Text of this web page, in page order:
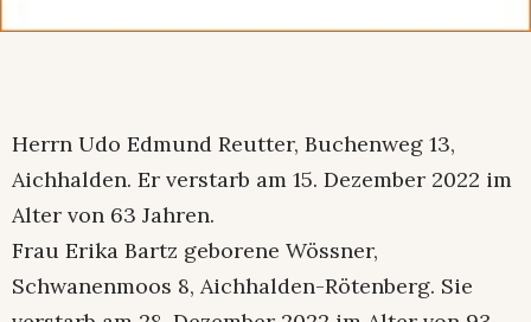
Herrn Udo Edmund Reutter, Buchenweg 13,
Aichhalden. Er verstarb am 15. Dezember 2022 im
Alter von 63 Jahren.
Frau Erika Bartz geborene Wössner,
Schwanenmoos 8, Aichhalden-Rötenberg. Sie